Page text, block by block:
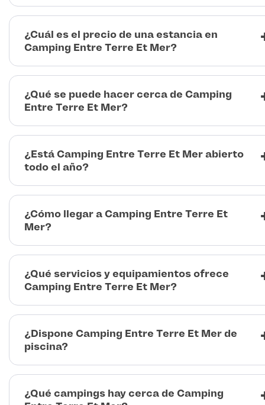
¿Cuál es el precio de una estancia en
Camping Entre Terre Et Mer?
¿Qué se puede hacer cerca de Camping
Entre Terre Et Mer?
¿Está Camping Entre Terre Et Mer abierto
todo el año?
¿Cómo llegar a Camping Entre Terre Et
Mer?
¿Qué servicios y equipamientos ofrece
Camping Entre Terre Et Mer?
¿Dispone Camping Entre Terre Et Mer de
piscina?
¿Qué campings hay cerca de Camping